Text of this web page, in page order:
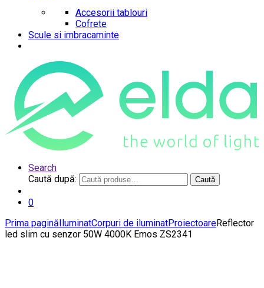
Accesorii tablouri
Cofrete
Scule si imbracaminte
Search
Caută după:
Caută
0
Prima paginăIluminatCorpuri de iluminatProiectoareReflector
led slim cu senzor 50W 4000K Emos ZS2341